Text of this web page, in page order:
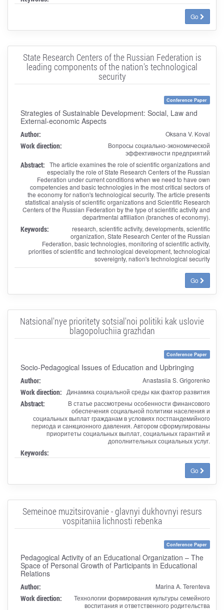
Go
State Research Centers of the Russian Federation is
leading components of the nation's technological
security
Conference Paper
Strategies of Sustainable Development: Social, Law and
External-economic Aspects
Author: Oksana V. Koval
Work direction:
Вопросы социально-экономической
эффективности предприятий
Abstract: The article examines the role of scientific organizations and
especially the role of State Research Centers of the Russian
Federation under current conditions when we need to have own
competencies and basic technologies in the most critical sectors of
the economy for nation's technological security. The article presents
statistical analysis of scientific organizations and Scientific Research
Centers of the Russian Federation by the type of scientific activity and
departmental affiliation (branches of economy).
Keywords:
research, scientific activity, developments, scientific
organization, State Research Center of the Russian
Federation, basic technologies, monitoring of scientific activity,
priorities of scientific and technological development, technological
sovereignty, nation's technological security
Go
Natsional'nye prioritety sotsial'noi politiki kak uslovie
blagopoluchiia grazhdan
Conference Paper
Socio-Pedagogical Issues of Education and Upbringing
Author: Anastasiia S. Grigorenko
Work direction: Динамика социальной среды как фактор развития
Abstract:
В статье рассмотрены особенности финансового
обеспечения социальной политики населения и
социальных выплат гражданам в условиях постпандемийного
периода и санкционного давления. Автором сформулированы
приоритеты социальных выплат, социальных гарантий и
дополнительных социальных услуг.
Keywords:
Go
Semeinoe muzitsirovanie - glavnyi dukhovnyi resurs
vospitaniia lichnosti rebenka
Conference Paper
Pedagogical Activity of an Educational Organization – The
Space of Personal Growth of Participants in Educational
Relations
Author: Marina A. Terenteva
Work direction:
Технологии формирования культуры семейного
воспитания и ответственного родительства